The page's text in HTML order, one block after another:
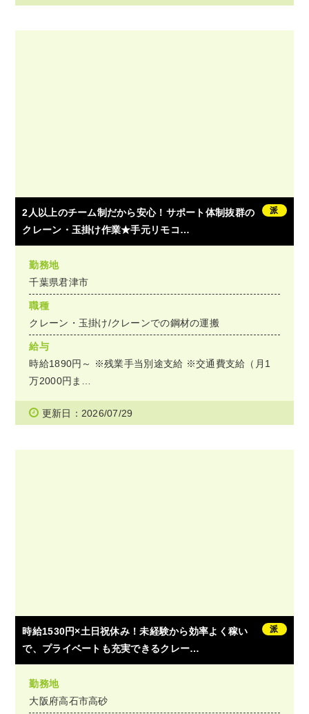
2人以上のチーム制だから安心！サポート体制抜群の
クレーン・玉掛け作業★手元リモコ…
派
勤務地
千葉県君津市
職種
クレーン・玉掛け/クレーンでの鋼材の運搬
給与
時給1890円～ ※残業手当別途支給 ※交通費支給（月1
万2000円ま…
更新日：2026/07/29
時給1530円×土日祝休み！未経験から効率よく稼い
で、プライベートも充実できるクレー…
派
勤務地
大阪府高石市高砂